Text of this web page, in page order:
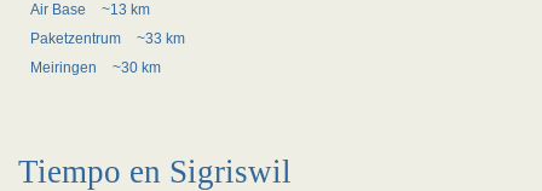
Air Base
~13 km
Paketzentrum
~33 km
Meiringen
~30 km
Tiempo en Sigriswil